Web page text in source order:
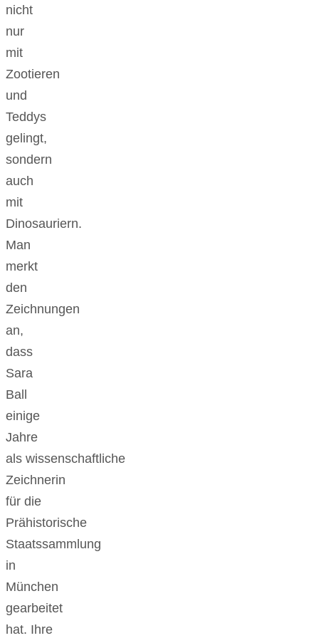
nicht
nur
mit
Zootieren
und
Teddys
gelingt,
sondern
auch
mit
Dinosauriern.
Man
merkt
den
Zeichnungen
an,
dass
Sara
Ball
einige
Jahre
als wissenschaftliche
Zeichnerin
für die
Prähistorische
Staatssammlung
in
München
gearbeitet
hat. Ihre